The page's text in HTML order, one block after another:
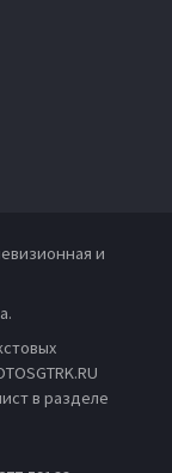
и
в разделе